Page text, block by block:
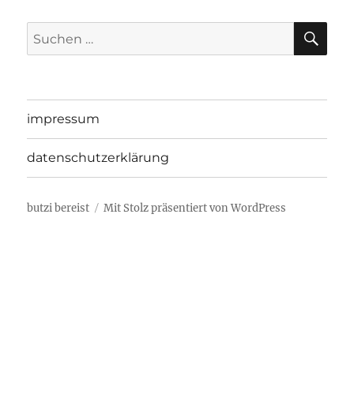
Suche
nach:
impressum
datenschutzerklärung
butzi bereist Mit Stolz präsentiert von WordPress